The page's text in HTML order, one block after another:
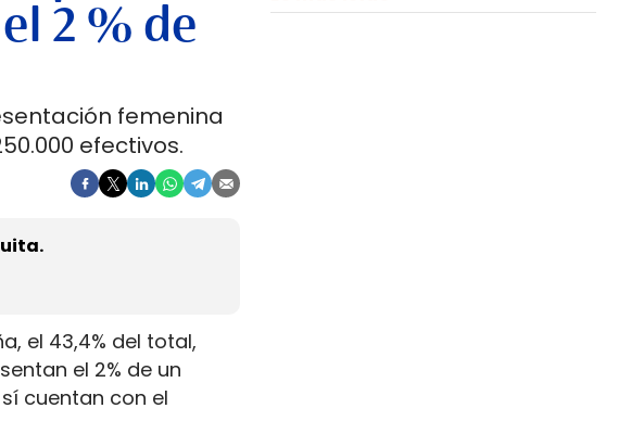
2 % de
femenina
efectivos.
el 43,4% del total,
el 2% de un
cuentan con el